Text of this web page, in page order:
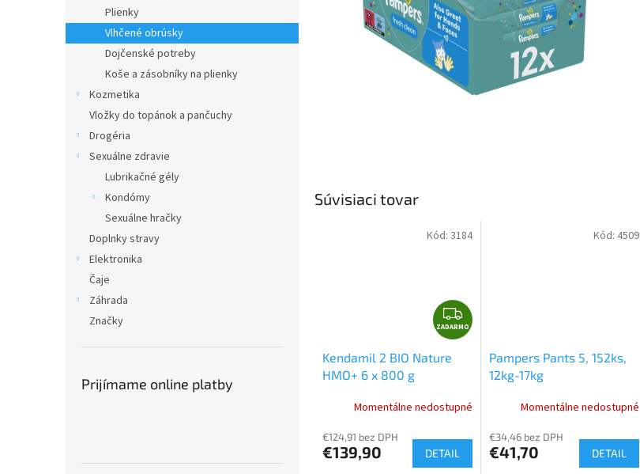
Plienky
Vlhčené obrúsky
Dojčenské potreby
Koše a zásobníky na plienky
Kozmetika
Vložky do topánok a pančuchy
Drogéria
Sexuálne zdravie
Lubrikačné gély
Kondómy
Sexuálne hračky
Doplnky stravy
Elektronika
Čaje
Záhrada
Značky
Prijímame online platby
Súvisiaci tovar
Z
A
M
ZADARMO
Kendamil 2 BIO Nature
HMO+ 6 x 800 g
Momentálne nedostupné
€124,91 bez DPH
€139,90 DETAIL
Kód: 3184
Pampers Pants 5, 152ks,
12kg-17kg
Momentálne nedostupné
€34,46 bez DPH
€41,70 DETAIL
Kód: 4509